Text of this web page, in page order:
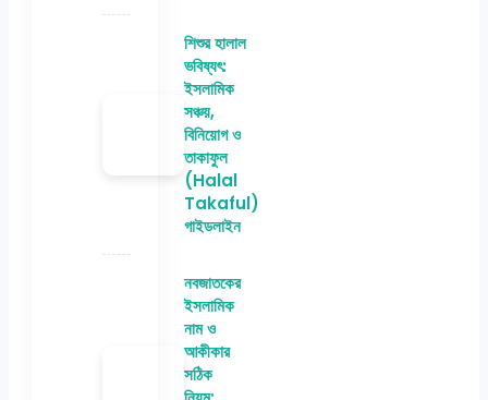
শিশুর হালাল
ভবিষ্যৎ:
ইসলামিক
সঞ্চয়,
বিনিয়োগ ও
তাকাফুল
(Halal
Takaful)
গাইডলাইন
নবজাতকের
ইসলামিক
নাম ও
আকীকার
সঠিক